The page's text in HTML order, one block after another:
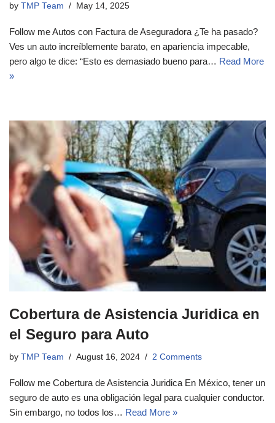
by TMP Team May 14, 2025
Follow me Autos con Factura de Aseguradora ¿Te ha pasado?
Ves un auto increíblemente barato, en apariencia impecable,
pero algo te dice: “Esto es demasiado bueno para… Read More
»
Cobertura de Asistencia Juridica en
el Seguro para Auto
by TMP Team August 16, 2024 2 Comments
Follow me Cobertura de Asistencia Juridica En México, tener un
seguro de auto es una obligación legal para cualquier conductor.
Sin embargo, no todos los… Read More »